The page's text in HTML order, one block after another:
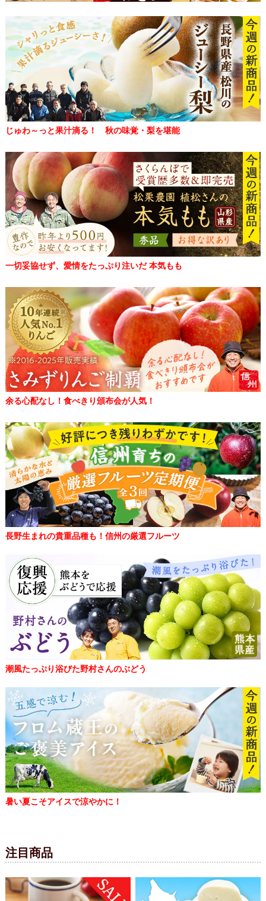
じゅわ～っと果汁滴る！ 秋の味覚・梨を堪能
一切妥協せず、愛情をたっぷり注いだ 本気もも
余る心配なし！食べきり頒布会が人気！
長野生まれの貴重品種も！信州の厳選フルーツ
潮風たっぷり浴びた野村さんのぶどう
暑い夏こそアイスで涼やかに！
注目商品